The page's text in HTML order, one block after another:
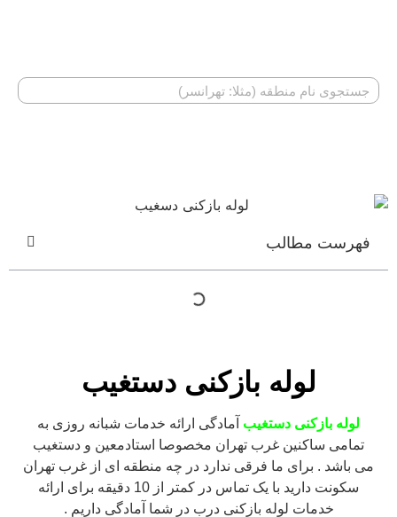
فهرست مطالب
لوله بازکنی دستغیب
لوله بازکنی دستغیبآمادگی ارائه خدمات شبانه روزی به
تمامی ساکنین غرب تهران مخصوصا استادمعین و دستغیب
می باشد . برای ما فرقی ندارد در چه منطقه ای از غرب تهران
سکونت دارید با یک تماس در کمتر از 10 دقیقه برای ارائه
خدمات لوله بازکنی درب در شما آمادگی داریم .